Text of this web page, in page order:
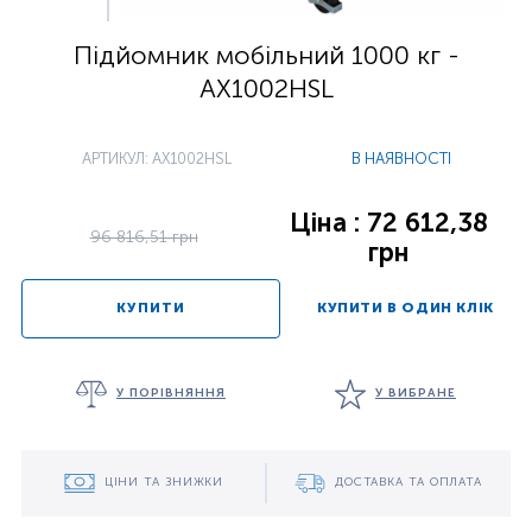
Підйомник мобільний 1000 кг -
AX1002HSL
АРТИКУЛ: AX1002HSL В НАЯВНОСТІ
96 816,51 грн
Ціна : 72 612,38
грн
КУПИТИ КУПИТИ В ОДИН КЛІК
У ПОРІВНЯННЯ У ВИБРАНЕ
ЦІНИ ТА ЗНИЖКИ ДОСТАВКА ТА ОПЛАТА